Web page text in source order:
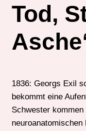
Tod,
1836: Georgs Exil
bekommt eine
Schwester